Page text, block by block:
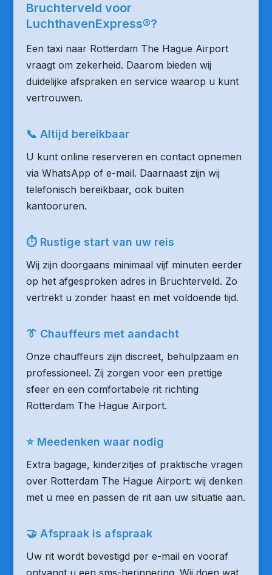
Bruchterveld voor
LuchthavenExpress®?
Een taxi naar Rotterdam The Hague Airport
vraagt om zekerheid. Daarom bieden wij
duidelijke afspraken en service waarop u kunt
vertrouwen.
📞 Altijd bereikbaar
U kunt online reserveren en contact opnemen
via WhatsApp of e-mail. Daarnaast zijn wij
telefonisch bereikbaar, ook buiten
kantooruren.
⏱ Rustige start van uw reis
Wij zijn doorgaans minimaal vijf minuten eerder
op het afgesproken adres in Bruchterveld. Zo
vertrekt u zonder haast en met voldoende tijd.
👔 Chauffeurs met aandacht
Onze chauffeurs zijn discreet, behulpzaam en
professioneel. Zij zorgen voor een prettige
sfeer en een comfortabele rit richting
Rotterdam The Hague Airport.
⭐ Meedenken waar nodig
Extra bagage, kinderzitjes of praktische vragen
over Rotterdam The Hague Airport: wij denken
met u mee en passen de rit aan uw situatie aan.
🤝 Afspraak is afspraak
Uw rit wordt bevestigd per e-mail en vooraf
ontvangt u een sms-herinnering. Wij doen wat